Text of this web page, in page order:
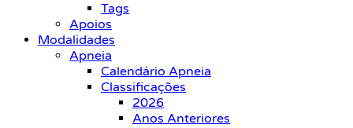
Tags
Apoios
Modalidades
Apneia
Calendário Apneia
Classificações
2026
Anos Anteriores